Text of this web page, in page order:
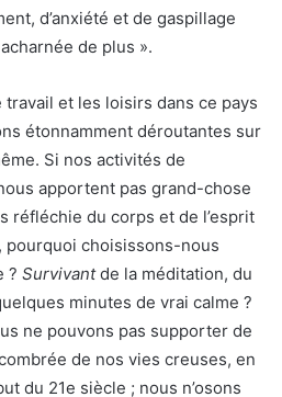
d’anxiété et de gaspillage
de plus ».
et les loisirs dans ce pays
étonnamment déroutantes sur
Si nos activités de
apportent pas grand-chose
réfléchie du corps et de l’esprit
pourquoi choisissons-nous
? Survivantde la méditation, du
minutes de vrai calme ?
ne pouvons pas supporter de
de nos vies creuses, en
du 21e siècle ; nous n’osons